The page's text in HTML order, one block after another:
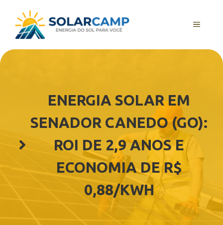
conteúdo
MENU
ENERGIA SOLAR EM
SENADOR CANEDO (GO):
ROI DE 2,9 ANOS E
ECONOMIA DE R$
0,88/KWH